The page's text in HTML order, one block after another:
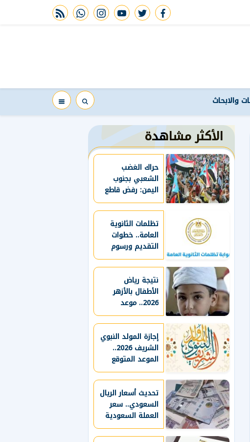
facebook
twitter
youtube
instagram
whatsapp
rss feed
والابحاث
الأكثر مشاهدة
حراك الغضب
الشعبي بجنوب
اليمن: رفض قاطع
لاستمرار سياسات
التهميش
واستنزاف الثروات
والموارد الحيوية
تظلمات الثانوية
العامة.. خطوات
التقديم ورسوم
الاطلاع على كراسة
الإجابة
نتيجة رياض
الأطفال بالأزهر
2026.. موعد
المرحلة الثانية
وإجراءات القبول
إجازة المولد النبوي
الشريف 2026..
الموعد المتوقع
للعطلة
تحديث أسعار الريال
السعودي.. سعر
العملة السعودية
مقابل الجنيه اليوم